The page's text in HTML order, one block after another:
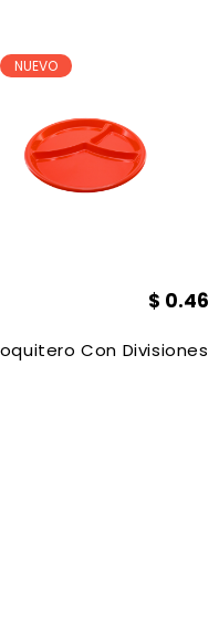
Plastico, 2 Cm,
NUEVO
Con Divisiones
$ 0.46